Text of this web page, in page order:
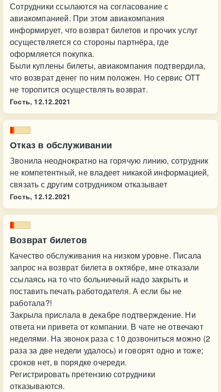
Сотрудники ссылаются на согласование с
авиакомпанией. При этом авиакомпания
информирует, что возврат билетов и прочих услуг
осуществляется со стороны партнёра, где
оформляется покупка.
Были куплены билеты, авиакомпания подтвердила,
что возврат денег по ним положен. Но сервис OTT
не торопится осуществлять возврат.
Гость, 12.12.2021
Отказ в обслуживании
Звонила неоднократно на горячую линию, сотрудник
не компетентный, не владеет никакой информацией,
связать с другим сотрудником отказывает
Гость, 12.12.2021
Возврат билетов
Качество обслуживания на низком уровне. Писала
запрос на возврат билета в октябре, мне отказали
ссылаясь на то что больничный надо закрыть и
поставить печать работодателя. А если бы не
работала?!
Закрыла прислала в декабре подтверждение. Ни
ответа ни привета от компании. В чате не отвечают
неделями. На звонок раза с 10 дозвониться можно (2
раза за две недели удалось) и говорят одно и тоже;
сроков нет, в порядке очереди.
Регистрировать претензию сотрудники
отказываются.